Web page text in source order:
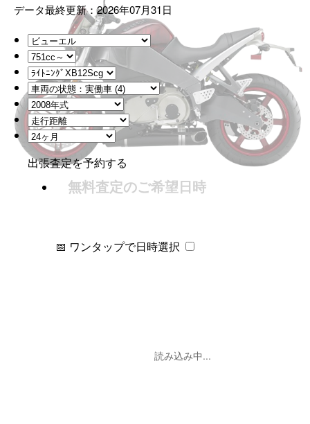
データ最終更新：2026年07月31日
出張査定を予約する
無料査定のご希望日時
📅 ワンタップで日時選択
読み込み中...